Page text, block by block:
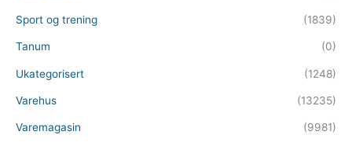
Sport og trening (1839)
Tanum (0)
Ukategorisert (1248)
Varehus (13235)
Varemagasin (9981)